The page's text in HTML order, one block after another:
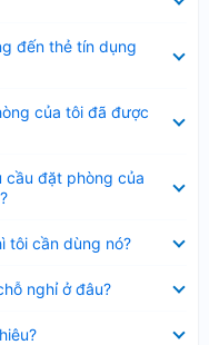
đến thẻ tín dụng
của tôi đã được
cầu đặt phòng của
tôi cần dùng nó?
nghỉ ở đâu?